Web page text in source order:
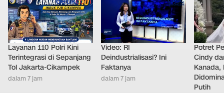
Layanan 110 Polri Kini
Terintegrasi di Sepanjang
Tol Jakarta-Cikampek
dalam 7 jam
Video: RI
Deindustrialisasi? Ini
Faktanya
dalam 7 jam
Potret
Cindy
Kanada,
Putih